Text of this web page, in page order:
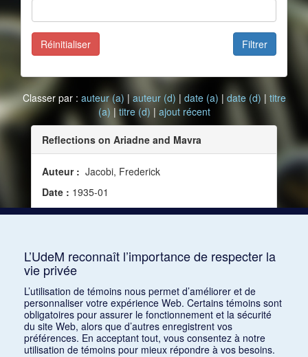
Filtrer
Réinitialiser
Classer par : auteur (a) | auteur (d) | date (a) | date (d) | titre
(a) | titre (d) | ajout récent
Reflections on Ariadne and Mavra
Auteur : Jacobi, Frederick
Date : 1935-01
Source :Modern Music, vol. 12, no 2 (janvier
L’UdeM reconnaît l’importance de respecter la
vie privée
L’utilisation de témoins nous permet d’améliorer et de
personnaliser votre expérience Web. Certains témoins sont
obligatoires pour assurer le fonctionnement et la sécurité
du site Web, alors que d’autres enregistrent vos
préférences. En acceptant tout, vous consentez à notre
utilisation de témoins pour mieux répondre à vos besoins.